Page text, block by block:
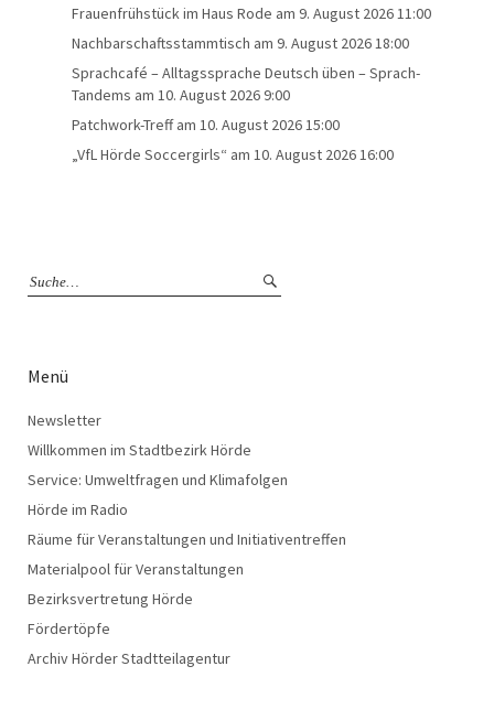
Frauenfrühstück im Haus Rode am 9. August 2026 11:00
Nachbarschaftsstammtisch am 9. August 2026 18:00
Sprachcafé – Alltagssprache Deutsch üben – Sprach-
Tandems am 10. August 2026 9:00
Patchwork-Treffam 10. August 2026 15:00
„VfL Hörde Soccergirls“ am 10. August 2026 16:00
Menü
Newsletter
Willkommen im Stadtbezirk Hörde
Service: Umweltfragen und Klimafolgen
Hörde im Radio
Räume für Veranstaltungen und Initiativentreffen
Materialpool für Veranstaltungen
Bezirksvertretung Hörde
Fördertöpfe
Archiv Hörder Stadtteilagentur